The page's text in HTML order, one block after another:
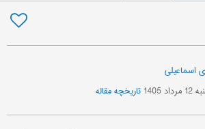
اسماعیلی
1405 تاریخچه مقاله